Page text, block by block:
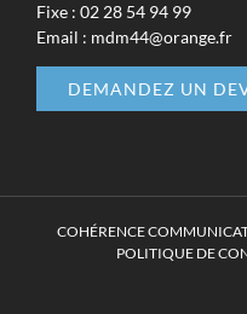
Fixe : 02 28 54 94 99
Email : mdm44@orange.fr
DEMANDEZ UN
COHÉRENCE
POLITIQUE DE